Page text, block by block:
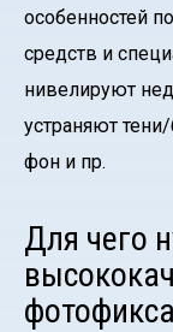
особенностей
средств и
нивелируют
устраняют
фон и пр.
Для чего